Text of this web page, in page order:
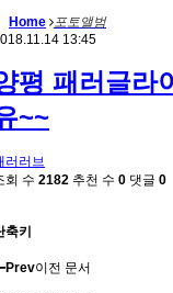
Home 포토앨범
13:45
평 패러글라
~~
러러브
회 수 2182 추천 수 0 댓글 0
축키
Prev이전 문서